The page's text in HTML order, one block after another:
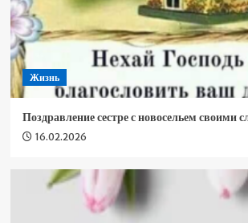
Жизнь
Поздравление сестре с новосельем своими
16.02.2026